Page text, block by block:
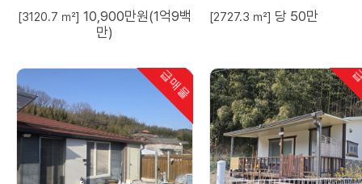
택.밭이공짜.
[3120.7 ㎡] 10,900만원(1억9백
만)
근토지
[2727.3 ㎡] 당 50만
급매물
인기